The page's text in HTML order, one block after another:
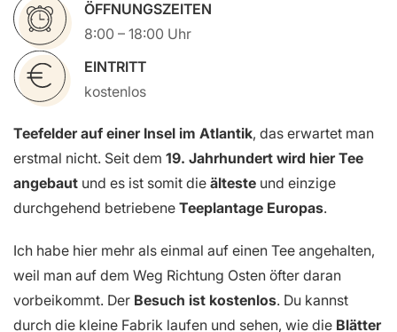
ÖFFNUNGSZEITEN
8:00 – 18:00 Uhr
EINTRITT
kostenlos
Teefelder auf einer Insel im Atlantik, das erwartet man
erstmal nicht. Seit dem 19. Jahrhundert wird hier Tee
angebaut und es ist somit die älteste und einzige
durchgehend betriebene Teeplantage Europas.
Ich habe hier mehr als einmal auf einen Tee angehalten,
weil man auf dem Weg Richtung Osten öfter daran
vorbeikommt. Der Besuch ist kostenlos. Du kannst
durch die kleine Fabrik laufen und sehen, wie die Blätter